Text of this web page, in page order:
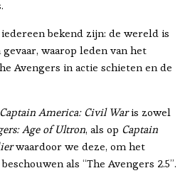
bekend zijn: de wereld is
waarop leden van het
Avengers in actie schieten en de
Captain America: Civil Waris zowel
Age of Ultron, als op Captain
waardoor we deze, om het
als “The Avengers 2.5”.